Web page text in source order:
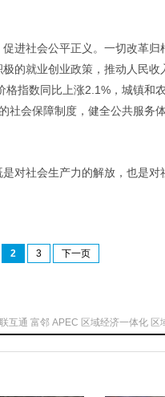
社会公平正义。一切改革归
的就业创业政策，推动人民收
指数同比上涨2.1%，城镇和
社会保障制度，健全公共服务
社会生产力的解放，也是对
2 3 下一页
互通 富邻 APEC 区域经济一体化 区